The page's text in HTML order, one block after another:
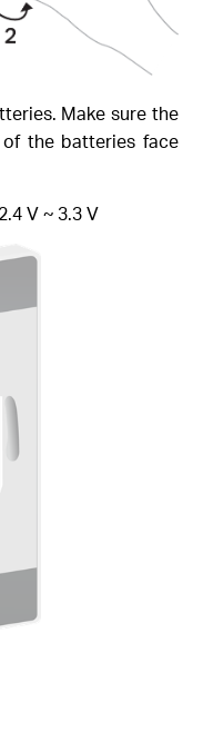
Make sure the
the batteries face
V ~ 3.3 V